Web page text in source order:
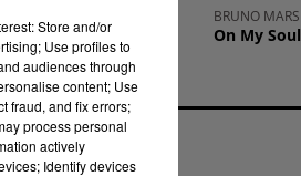
à
J'me Demande
BRUNO MARS
On My Soul
Store and/or
Use profiles to
audiences through
content; Use
fraud, and fix errors;
process personal
actively
Identify devices